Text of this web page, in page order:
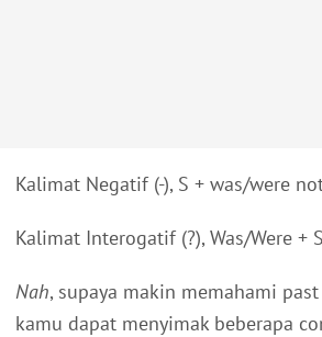
Kalimat Negatif (-), S + was/were
Kalimat Interogatif (?), Was/Were +
Nah, supaya makin memahami
kamu dapat menyimak beberapa